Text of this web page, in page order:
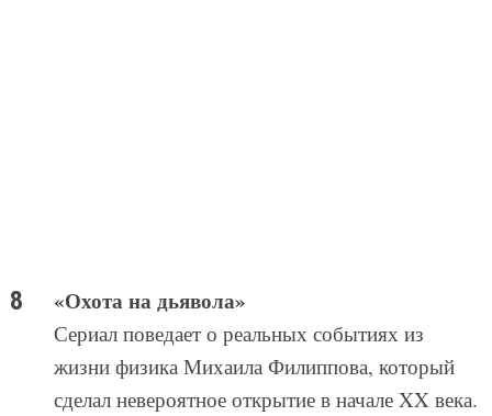
«Охота на дьявола»
Сериал поведает о реальных событиях из
жизни физика Михаила Филиппова, который
сделал невероятное открытие в начале XX века.